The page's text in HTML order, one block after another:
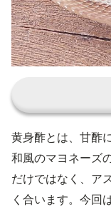
黄身酢とは、甘酢
和風のマヨネーズ
だけではなく、ア
く合います。今回